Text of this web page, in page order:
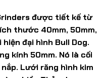
được tiết kế từ
thước 40mm, 50mm,
đại hình Bull Dog.
kính 50mm. Nó là cối
Lưới răng hình kim